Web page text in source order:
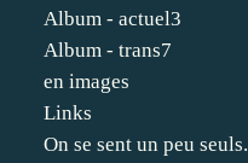
Album - actuel3
Album - trans7
en images
Links
On se sent un peu